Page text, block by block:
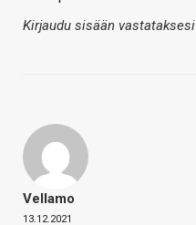
Kirjaudu sisään vastataksesi
Vellamo
13.12.2021